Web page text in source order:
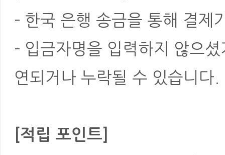
- 한국 은행 송금을 통해 결제
- 입금자명을 입력하지 않으
연되거나 누락될 수 있습니다.
[적립 포인트]